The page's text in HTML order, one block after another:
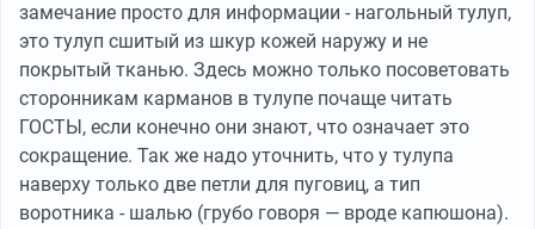
замечание просто для информации - нагольный тулуп,
это тулуп сшитый из шкур кожей наружу и не
покрытый тканью. Здесь можно только посоветовать
сторонникам карманов в тулупе почаще читать
ГОСТЫ, если конечно они знают, что означает это
сокращение. Так же надо уточнить, что у тулупа
наверху только две петли для пуговиц, а тип
воротника - шалью (грубо говоря — вроде капюшона).